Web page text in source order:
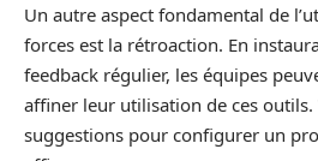
Un autre aspect fondamental de
forces est la rétroaction. En
feedback régulier, les équipes
affiner leur utilisation de ces outils.
suggestions pour configurer un